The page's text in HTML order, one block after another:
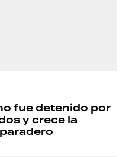
fue detenido por
y crece la